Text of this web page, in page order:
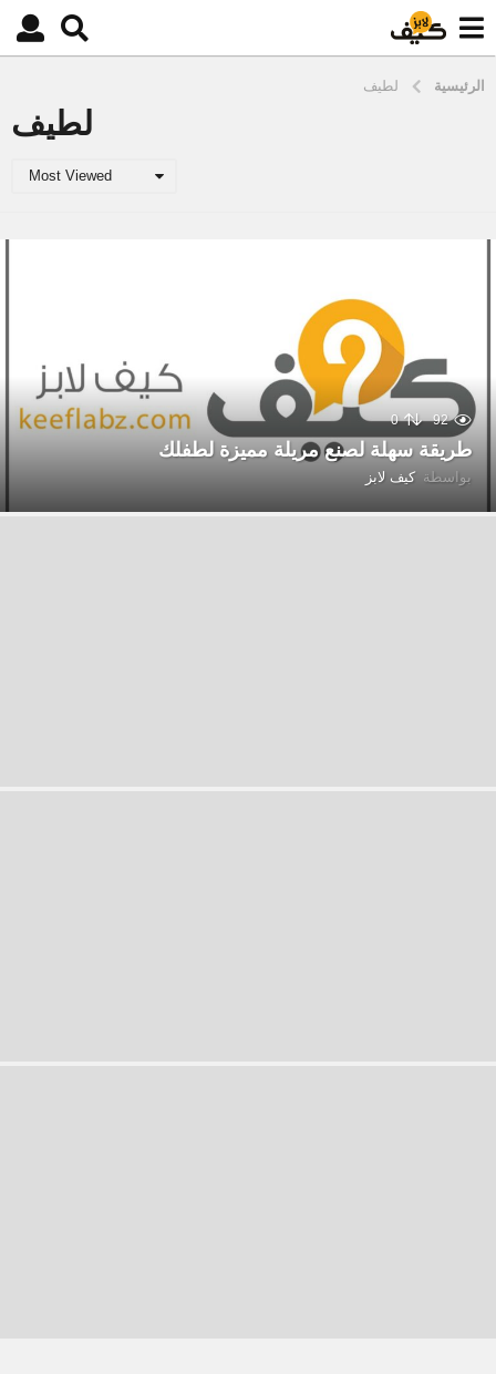
الرئيسية لطيف
لطيف
Most Viewed
92
0
طريقة سهلة لصنع مريلة مميزة لطفلك
بواسطة كيف لابز